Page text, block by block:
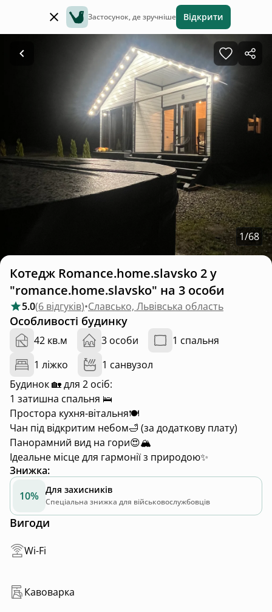
Застосунок, де зручніше Відкрити
1/68
Котедж Romance.home.slavsko 2 у
"romance.home.slavsko" на 3 особи
5.0(6 відгуків)•Славсько, Львівська область
Особливості будинку
42 кв.м 3 особи
1 спальня
1 ліжко
1 санвузол
Будинок 🏡 для 2 осіб:
1 затишна спальня 🛌
Простора кухня-вітальня🍽️
Чан під відкритим небом🛁 (за додаткову плату)
Панорамний вид на гори😍🏔️
Ідеальне місце для гармонії з природою✨
Знижка:
10% Для захисників
Спеціальна знижка для військовослужбовців
Вигоди
Wi-Fi
Кавоварка